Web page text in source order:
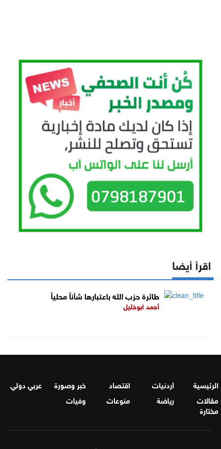
اقرأ أيضا
طائرة حزب الله باعتبارها شأناً محلياً
أحمد ابوخليل
الرئيسية أردنيات اقتصاد خبر وصورة
عربي دولي
مقالات
مختارة
رياضة منوعات وفيات